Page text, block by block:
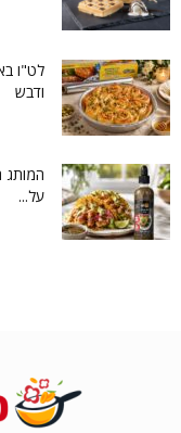
לט"ו
ודבש
המותג
על...